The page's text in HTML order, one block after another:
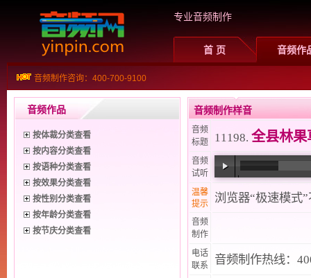
专业音频制作
首 页 音频作
音频制作咨询：400-700-9100
音频作品
按体裁分类查看
按内容分类查看
按语种分类查看
按效果分类查看
按性别分类查看
按年龄分类查看
按节庆分类查看
音频制作样音
音频
标题
11198. 全县林果
音频
试听
温馨
提示
浏览器“极速模式
音频
制作
电话
联系
音频制作热线：